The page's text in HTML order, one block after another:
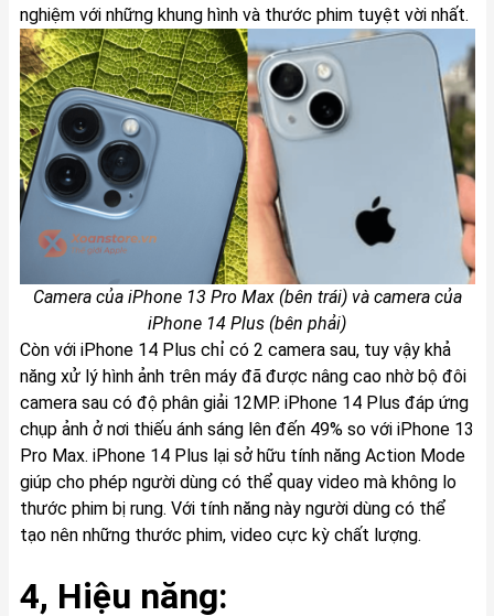
nghiệm với những khung hình và thước phim tuyệt vời nhất.
Camera của iPhone 13 Pro Max (bên trái) và camera của
iPhone 14 Plus (bên phải)
Còn với iPhone 14 Plus chỉ có 2 camera sau, tuy vậy khả
năng xử lý hình ảnh trên máy đã được nâng cao nhờ bộ đôi
camera sau có độ phân giải 12MP. iPhone 14 Plus đáp ứng
chụp ảnh ở nơi thiếu ánh sáng lên đến 49% so với iPhone 13
Pro Max. iPhone 14 Plus lại sở hữu tính năng Action Mode
giúp cho phép người dùng có thể quay video mà không lo
thước phim bị rung. Với tính năng này người dùng có thể
tạo nên những thước phim, video cực kỳ chất lượng.
4, Hiệu năng: